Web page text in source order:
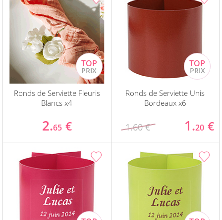
Ronds de Serviette Fleuris
Blancs x4
2.65 €
Ronds de Serviette Unis
Bordeaux x6
1.60 € 1.20 €